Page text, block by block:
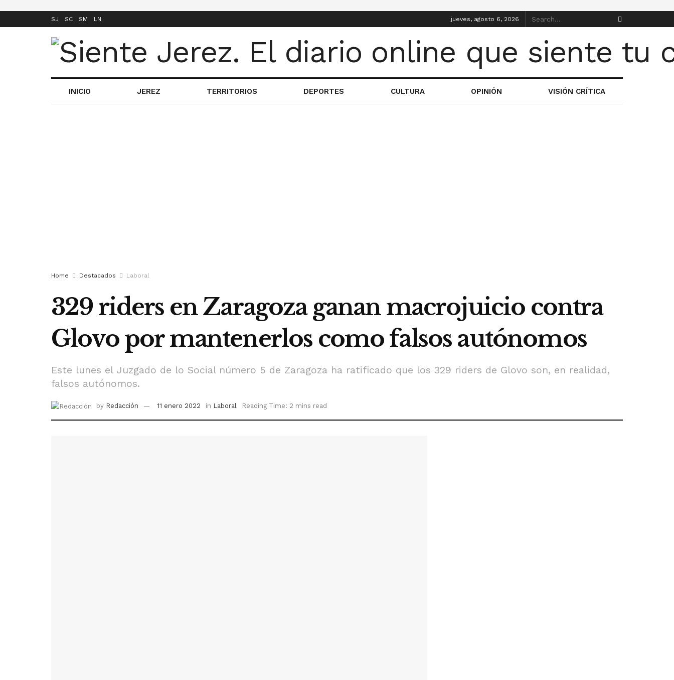
SJ SC SM LN jueves, agosto 6, 2026
INICIO JEREZ TERRITORIOS DEPORTES CULTURA OPINIÓN VISIÓN CRÍTICA
Home Destacados Laboral
329 riders en Zaragoza ganan macrojuicio contra
Glovo por mantenerlos como falsos autónomos
Este lunes el Juzgado de lo Social número 5 de Zaragoza ha ratificado que los 329 riders de Glovo son, en realidad,
falsos autónomos.
by Redacción 11 enero 2022 in Laboral Reading Time: 2 mins read